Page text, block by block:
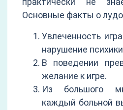
Основные факты о
Увлеченность
нарушение
В поведении
желание к игре.
Из большого
каждый больной